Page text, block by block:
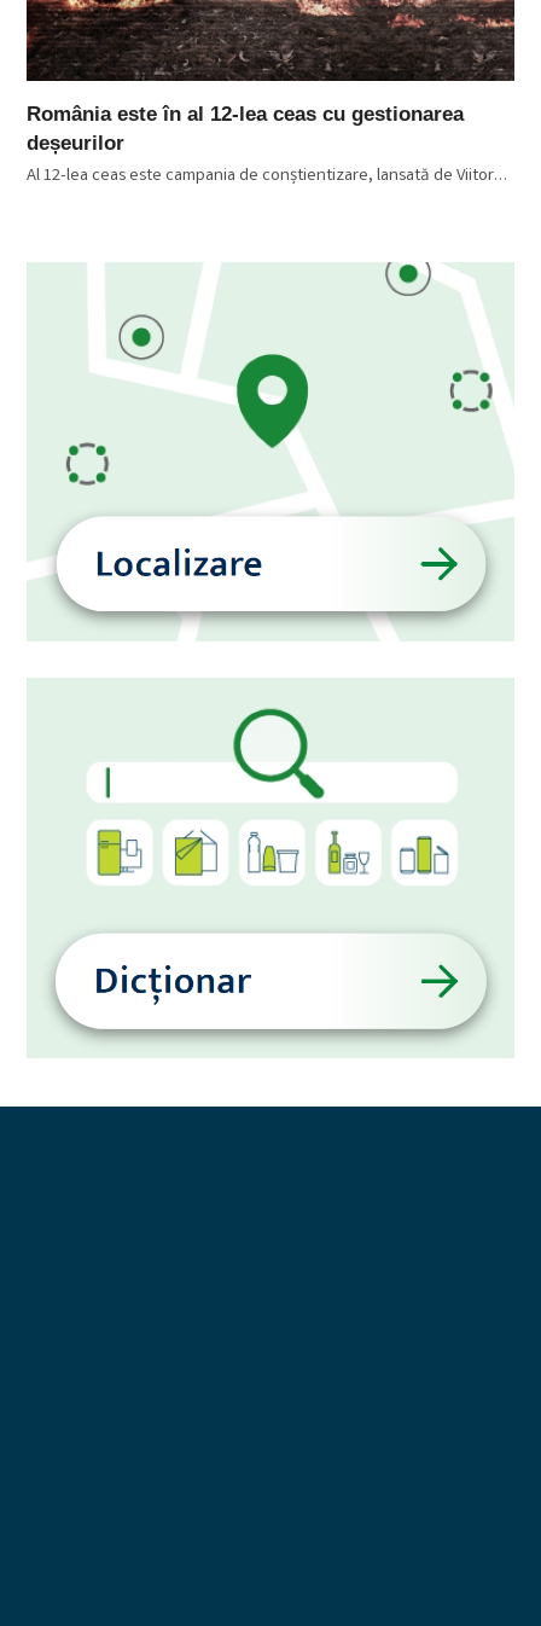
România este în al 12-lea ceas cu gestionarea
deșeurilor
Al 12-lea ceas este campania de conștientizare, lansată de Viitor…